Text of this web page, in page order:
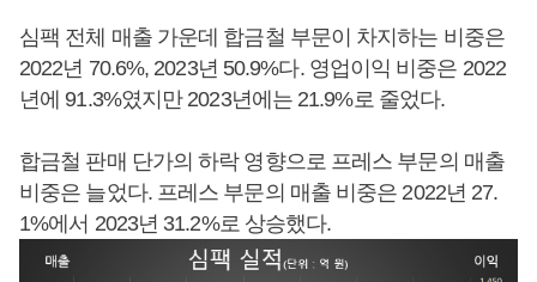
심팩 전체 매출 가운데 합금철 부문이 차지하는 비중은
2022년 70.6%, 2023년 50.9%다. 영업이익 비중은 2022
년에 91.3%였지만 2023년에는 21.9%로 줄었다.
합금철 판매 단가의 하락 영향으로 프레스 부문의 매출
비중은 늘었다. 프레스 부문의 매출 비중은 2022년 27.
1%에서 2023년 31.2%로 상승했다.